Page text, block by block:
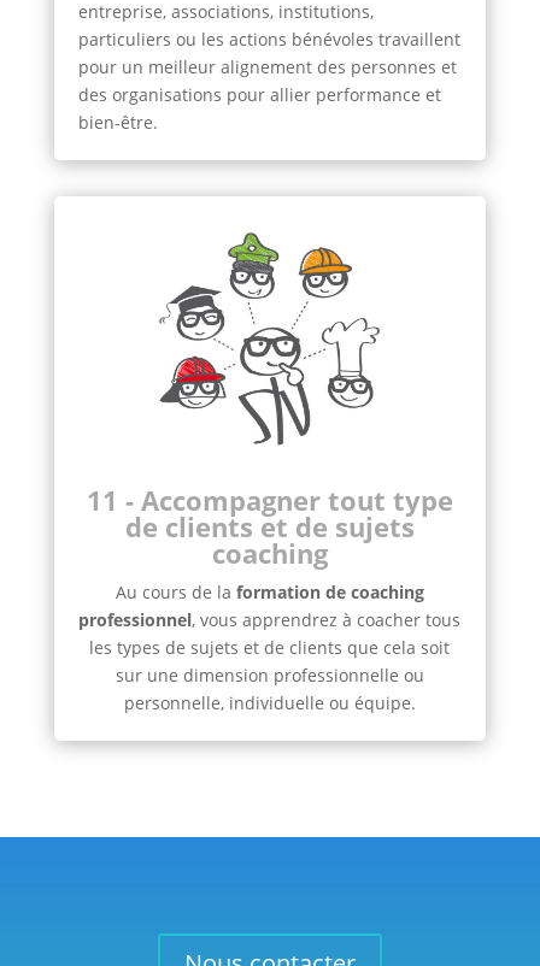
entreprise, associations, institutions,
particuliers ou les actions bénévoles travaillent
pour un meilleur alignement des personnes et
des organisations pour allier performance et
bien-être.
11 - Accompagner tout type
de clients et de sujets
coaching
Au cours de la formation de coaching
professionnel, vous apprendrez à coacher tous
les types de sujets et de clients que cela soit
sur une dimension professionnelle ou
personnelle, individuelle ou équipe.